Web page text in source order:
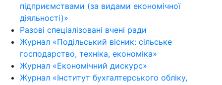
підприємствами (за видами економічної
діяльності)»
Разові спеціалізовані вчені ради
Журнал «Подільський вісник: сільське
господарство, техніка, економіка»
Журнал «Економічний дискурс»
Журнал «Інститут бухгалтерського обліку,